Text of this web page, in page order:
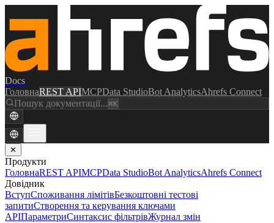
Docs
ГоловнаREST APIMCPData StudioBot AnalyticsAhrefs Connect
Пошук документації...⌘K
✕
Продукти
ГоловнаREST APIMCPData StudioBot AnalyticsAhrefs Connect
Довідник
ВступСпоживання лімітівБезкоштовні тестові
запитиСтворення та керування ключами
APIПараметриСинтаксис фільтрівЖурнал змін